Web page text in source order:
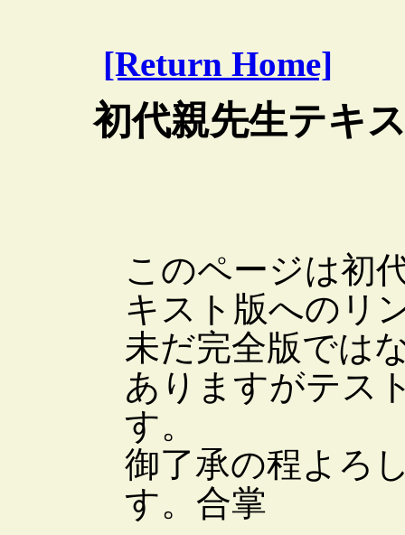
[Return Home]
初代親先生テキ
このページは初
キスト版へのリ
未だ完全版では
ありますがテス
す。
御了承の程よろ
す。合掌